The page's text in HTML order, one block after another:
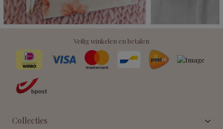
Veilig winkelen en betalen
Collecties